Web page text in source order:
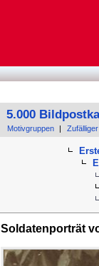
5.000
Motivgruppen Zufälliger
Soldatenporträt